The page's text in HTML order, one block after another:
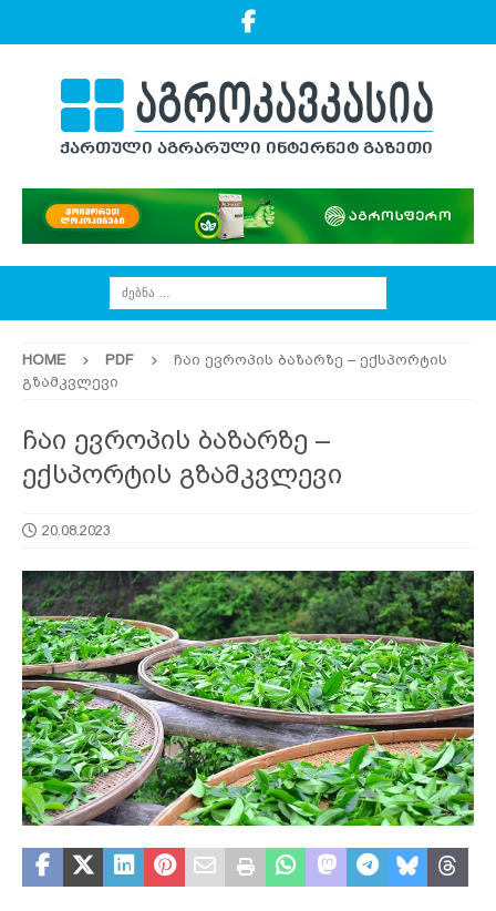
HOME PDF
ჩაი ევროპის ბაზარზე – ექსპორტის
გზამკვლევი
ჩაი ევროპის ბაზარზე –
ექსპორტის გზამკვლევი
20.08.2023